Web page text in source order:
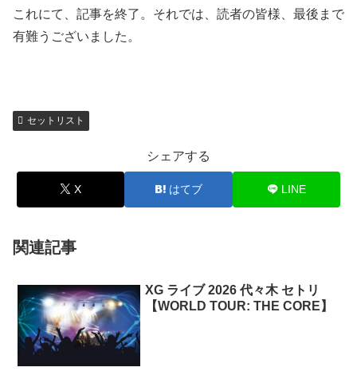
これにて、記事を終了。それでは、読者の皆様、最後まで
有難うございました。
セットリスト
シェアする
X はてブ LINE
関連記事
XG ライブ 2026 代々木 セトリ
【WORLD TOUR: THE CORE】